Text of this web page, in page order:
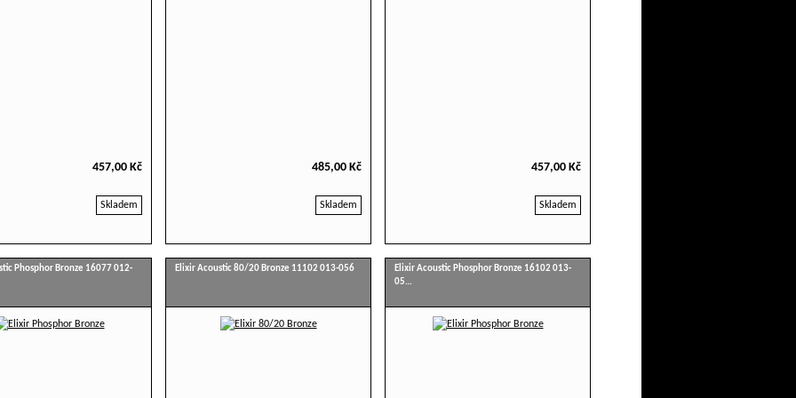
457,00 Kč
Skladem
485,00 Kč
Skladem
457,00 Kč
Skladem
Phosphor Bronze 16077 012-
Elixir Acoustic 80/20 Bronze 11102 013-056
Elixir Acoustic Phosphor Bronze 16102 013-
05…